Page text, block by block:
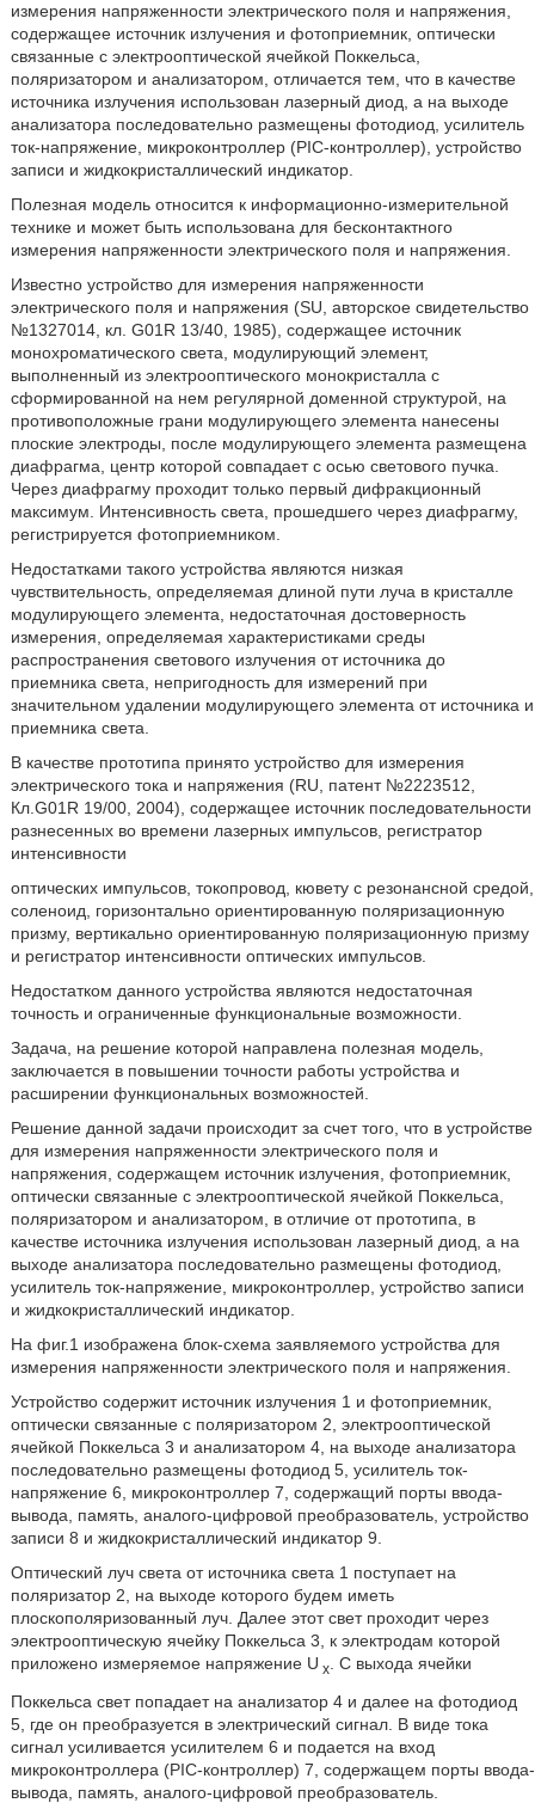
измерения напряженности электрического поля и напряжения,
содержащее источник излучения и фотоприемник, оптически
связанные с электрооптической ячейкой Поккельса,
поляризатором и анализатором, отличается тем, что в качестве
источника излучения использован лазерный диод, а на выходе
анализатора последовательно размещены фотодиод, усилитель
ток-напряжение, микроконтроллер (РIС-контроллер), устройство
записи и жидкокристаллический индикатор.
Полезная модель относится к информационно-измерительной
технике и может быть использована для бесконтактного
измерения напряженности электрического поля и напряжения.
Известно устройство для измерения напряженности
электрического поля и напряжения (SU, авторское свидетельство
№1327014, кл. G01R 13/40, 1985), содержащее источник
монохроматического света, модулирующий элемент,
выполненный из электрооптического монокристалла с
сформированной на нем регулярной доменной структурой, на
противоположные грани модулирующего элемента нанесены
плоские электроды, после модулирующего элемента размещена
диафрагма, центр которой совпадает с осью светового пучка.
Через диафрагму проходит только первый дифракционный
максимум. Интенсивность света, прошедшего через диафрагму,
регистрируется фотоприемником.
Недостатками такого устройства являются низкая
чувствительность, определяемая длиной пути луча в кристалле
модулирующего элемента, недостаточная достоверность
измерения, определяемая характеристиками среды
распространения светового излучения от источника до
приемника света, непригодность для измерений при
значительном удалении модулирующего элемента от источника и
приемника света.
В качестве прототипа принято устройство для измерения
электрического тока и напряжения (RU, патент №2223512,
Кл.G01R 19/00, 2004), содержащее источник последовательности
разнесенных во времени лазерных импульсов, регистратор
интенсивности
оптических импульсов, токопровод, кювету с резонансной средой,
соленоид, горизонтально ориентированную поляризационную
призму, вертикально ориентированную поляризационную призму
и регистратор интенсивности оптических импульсов.
Недостатком данного устройства являются недостаточная
точность и ограниченные функциональные возможности.
Задача, на решение которой направлена полезная модель,
заключается в повышении точности работы устройства и
расширении функциональных возможностей.
Решение данной задачи происходит за счет того, что в устройстве
для измерения напряженности электрического поля и
напряжения, содержащем источник излучения, фотоприемник,
оптически связанные с электрооптической ячейкой Поккельса,
поляризатором и анализатором, в отличие от прототипа, в
качестве источника излучения использован лазерный диод, а на
выходе анализатора последовательно размещены фотодиод,
усилитель ток-напряжение, микроконтроллер, устройство записи
и жидкокристаллический индикатор.
На фиг.1 изображена блок-схема заявляемого устройства для
измерения напряженности электрического поля и напряжения.
Устройство содержит источник излучения 1 и фотоприемник,
оптически связанные с поляризатором 2, электрооптической
ячейкой Поккельса 3 и анализатором 4, на выходе анализатора
последовательно размещены фотодиод 5, усилитель ток-
напряжение 6, микроконтроллер 7, содержащий порты ввода-
вывода, память, аналого-цифровой преобразователь, устройство
записи 8 и жидкокристаллический индикатор 9.
Оптический луч света от источника света 1 поступает на
поляризатор 2, на выходе которого будем иметь
плоскополяризованный луч. Далее этот свет проходит через
электрооптическую ячейку Поккельса 3, к электродам которой
приложено измеряемое напряжение U x. С выхода ячейки
Поккельса свет попадает на анализатор 4 и далее на фотодиод
5, где он преобразуется в электрический сигнал. В виде тока
сигнал усиливается усилителем 6 и подается на вход
микроконтроллера (PIC-контроллер) 7, содержащем порты ввода-
вывода, память, аналого-цифровой преобразователь.